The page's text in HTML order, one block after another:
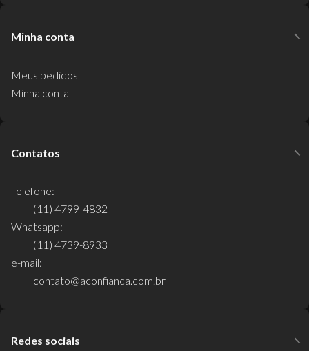
Minha conta
Meus pedidos
Minha conta
Contatos
Telefone:
(11) 4799-4832
Whatsapp:
(11) 4739-8933
e-mail:
contato@aconfianca.com.br
Redes sociais